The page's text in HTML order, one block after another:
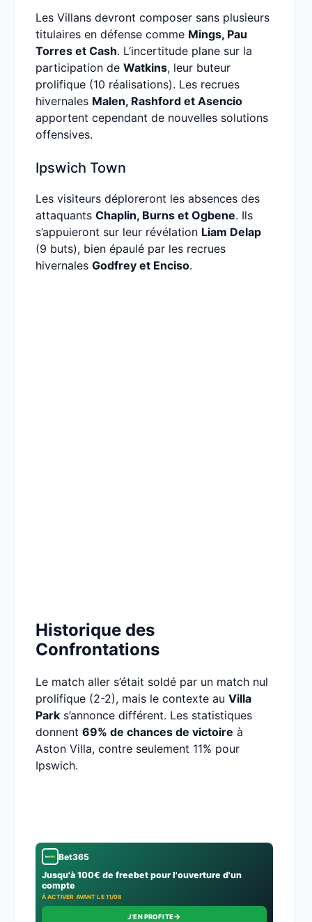
Les Villans devront composer sans plusieurs
titulaires en défense comme Mings, Pau
Torres et Cash. L’incertitude plane sur la
participation de Watkins, leur buteur
prolifique (10 réalisations). Les recrues
hivernales Malen, Rashford et Asencio
apportent cependant de nouvelles solutions
offensives.
Ipswich Town
Les visiteurs déploreront les absences des
attaquants Chaplin, Burns et Ogbene. Ils
s’appuieront sur leur révélation Liam Delap
(9 buts), bien épaulé par les recrues
hivernales Godfrey et Enciso.
Historique des
Confrontations
Le match aller s’était soldé par un match nul
prolifique (2-2), mais le contexte au Villa
Park s’annonce différent. Les statistiques
donnent 69% de chances de victoire à
Aston Villa, contre seulement 11% pour
Ipswich.
Bet365
Jusqu'à 100€ de freebet pour l'ouverture d'un
compte
À ACTIVER AVANT LE 11/08
J'EN PROFITE→